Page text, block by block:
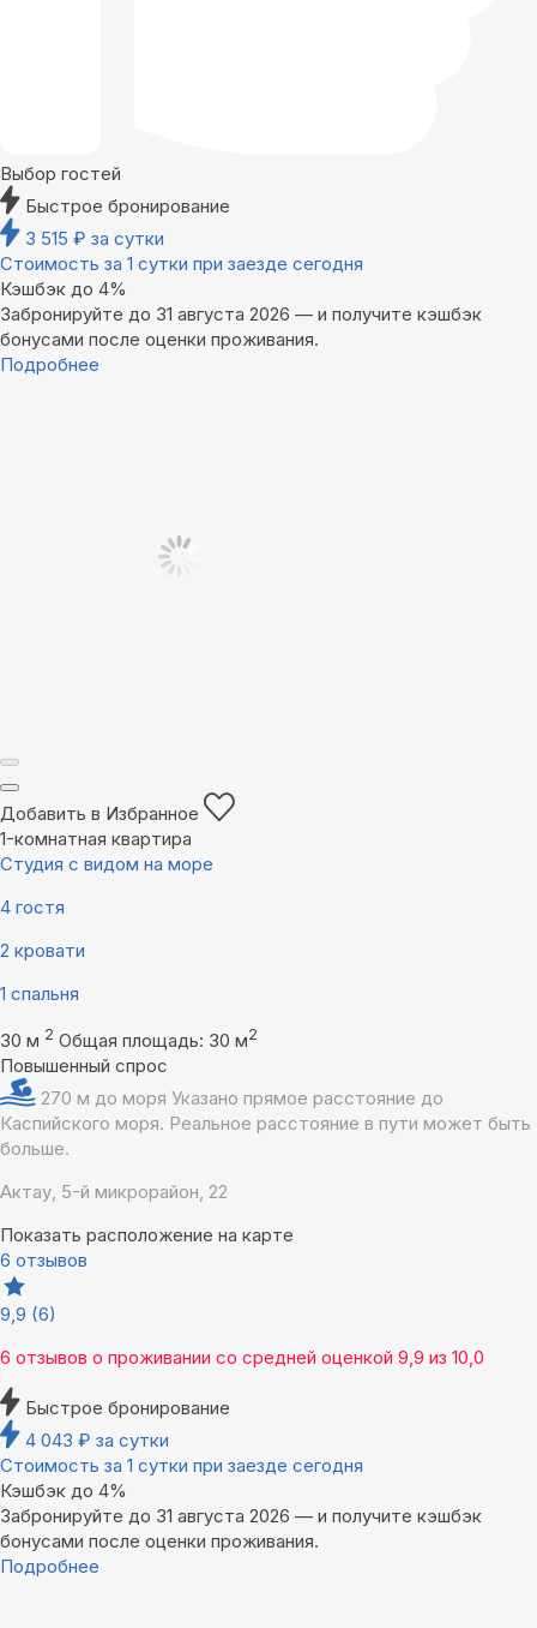
Выбор гостей
Быстрое бронирование
3 515 ₽ за сутки
Стоимость за 1 сутки при заезде сегодня
Кэшбэк до 4%
Забронируйте до 31 августа 2026 — и получите кэшбэк
бонусами после оценки проживания.
Подробнее
Добавить в Избранное
1-комнатная квартира
Студия с видом на море
4 гостя
2 кровати
1 спальня
30 м 2 Общая площадь: 30 м2
Повышенный спрос
270 м до моря Указано прямое расстояние до
Каспийского моря. Реальное расстояние в пути может быть
больше.
Актау, 5-й микрорайон, 22
Показать расположение на карте
6 отзывов
9,9 (6)
6 отзывов о проживании со средней оценкой 9,9 из 10,0
Быстрое бронирование
4 043 ₽ за сутки
Стоимость за 1 сутки при заезде сегодня
Кэшбэк до 4%
Забронируйте до 31 августа 2026 — и получите кэшбэк
бонусами после оценки проживания.
Подробнее